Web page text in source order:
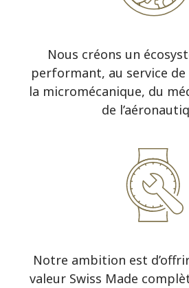
Nous créons un
performant, au service de
la micromécanique, du
de
Notre ambition est
valeur Swiss Made